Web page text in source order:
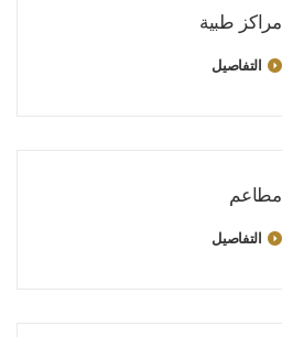
مراكز طبية
التفاصيل
مطاعم
التفاصيل